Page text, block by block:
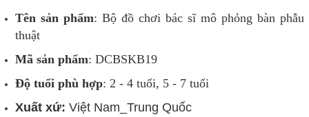
Tên sản phẩm: Bộ đồ chơi bác sĩ mô phỏng bàn phẫu
thuật
Mã sản phẩm: DCBSKB19
Độ tuổi phù hợp: 2 - 4 tuổi, 5 - 7 tuổi
Xuất xứ: Việt Nam_Trung Quốc